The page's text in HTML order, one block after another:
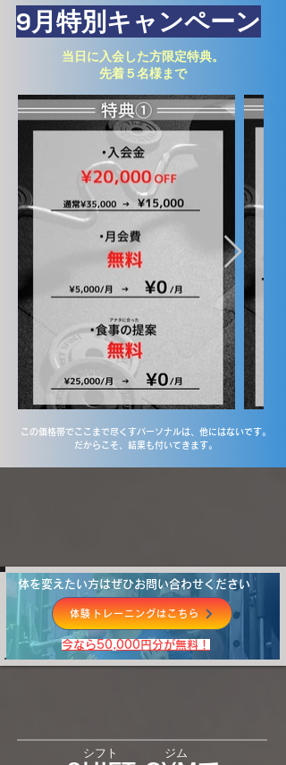
9月特別キャンペーン
当日に入会した方限定特典。
先着５名様まで
この価格帯でここまで尽くすパーソナルは、他にはないです。
だからこそ、結果も付いてきます。
体を変えたい方はぜひお問い合わせください
体験トレーニングはこちら
​今なら50,000円分が無料！
​シフト ジム